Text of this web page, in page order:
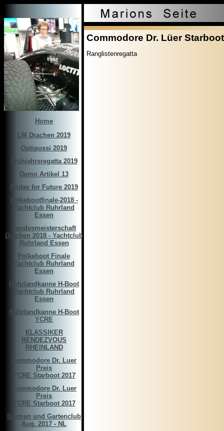
Home
LM Drachen 2019
Optipussi 2019
Frühjahrsregatta 2019
Demo Artikel 13
Friday for Future 2019
Folkebootfinale-2018 -
Yachtclub Ruhrland
Essen
Landesmeisterschaft
Drachen 2018 - Yachtclub
Ruhrland Essen
Folkeboot Finale
Yachtclub Ruhrland
Essen
Ruhrlandkanne H-Boot
Yachtclub Ruhrland
Essen
Ruhrlandkanne H-Boot
YCRE
KLASSIKER
RENDEZVOUS
RHEINLAND
Commodore Dr. Luer
Preis
YCRE Starboot 2017
Commodore Dr. Luer
Preis
YCRE Starboot 2017
Blumen und Gartenclub
Aug. 2017 - NL
Commodore Dr. Lüer
Ranglistenregatta